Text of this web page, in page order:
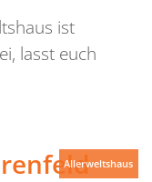
ist
lasst euch
Allerweltshaus